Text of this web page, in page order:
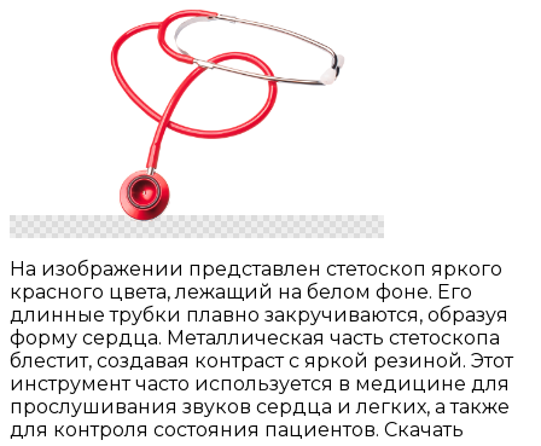
На изображении представлен стетоскоп яркого
красного цвета, лежащий на белом фоне. Его
длинные трубки плавно закручиваются, образуя
форму сердца. Металлическая часть стетоскопа
блестит, создавая контраст с яркой резиной. Этот
инструмент часто используется в медицине для
прослушивания звуков сердца и легких, а также
для контроля состояния пациентов. Скачать